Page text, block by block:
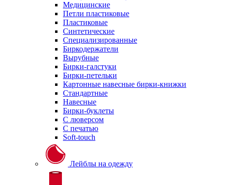
Медицинские
Петли пластиковые
Пластиковые
Синтетические
Специализированные
Биркодержатели
Вырубные
Бирки-галстуки
Бирки-петельки
Картонные навесные бирки-книжки
Стандартные
Навесные
Бирки-буклеты
С люверсом
С печатью
Soft-touch
Лейблы на одежду